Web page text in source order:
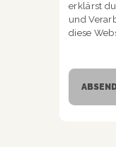
erklärst
und
diese